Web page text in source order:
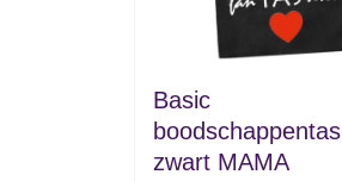
Basic
boodschappentas
zwart MAMA